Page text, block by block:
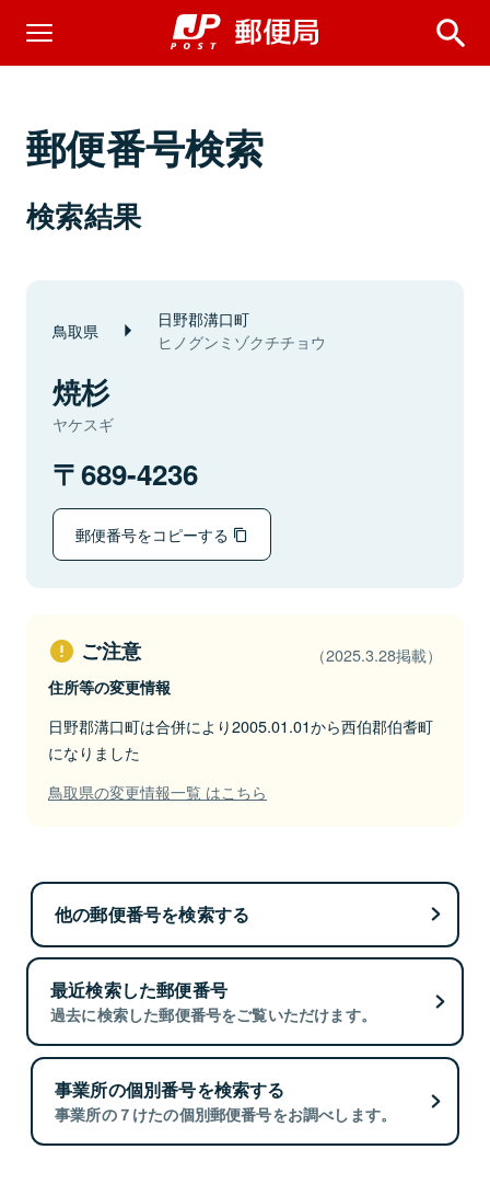
郵便番号検索
検索結果
鳥取県 日野郡溝口町
ヒノグンミゾクチチョウ
焼杉
ヤケスギ
689-4236
郵便番号をコピーする
ご注意 （2025.3.28掲載）
住所等の変更情報
日野郡溝口町は合併により2005.01.01から西伯郡伯耆町
になりました
鳥取県の変更情報一覧 はこちら
他の郵便番号を検索する
最近検索した郵便番号
過去に検索した郵便番号をご覧いただけます。
事業所の個別番号を検索する
事業所の７けたの個別郵便番号をお調べします。